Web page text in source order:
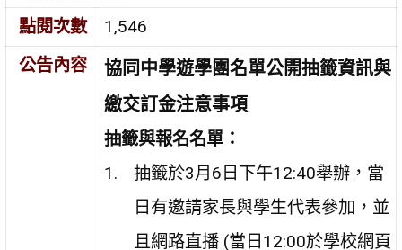
點閱次數
1,546
公告內容
協同中學遊學團名單公開抽籤資訊與
繳交訂金注意事項
抽籤與報名名單：
抽籤於3月6日下午12:40舉辦，當
日有邀請家長與學生代表參加，並
且網路直播 (當日12:00於學校網頁